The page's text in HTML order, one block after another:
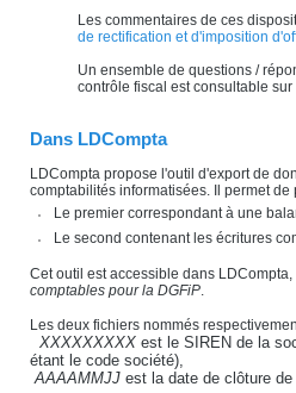
Les commentaires de ces
de rectification et d'imposition
Un ensemble de questions /
contrôle fiscal est consultable
Dans LDCompta
LDCompta propose l'outil d'export de
comptabilités informatisées. Il permet
Le premier correspondant à une
Le second contenant les écritures
Cet outil est accessible dans
comptables pour la DGFiP.
Les deux fichiers nommés
XXXXXXXXX est le SIREN de la
étant le code société),
AAAAMMJJ est la date de clôture